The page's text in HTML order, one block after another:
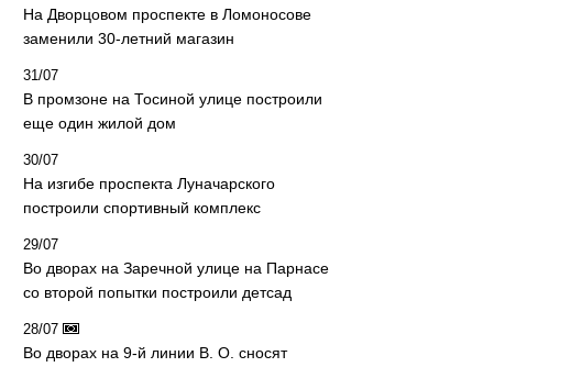
На Дворцовом проспекте в Ломоносове
заменили 30-летний магазин
31/07
В промзоне на Тосиной улице построили
еще один жилой дом
30/07
На изгибе проспекта Луначарского
построили спортивный комплекс
29/07
Во дворах на Заречной улице на Парнасе
со второй попытки построили детсад
28/07
Во дворах на 9-й линии В. О. сносят